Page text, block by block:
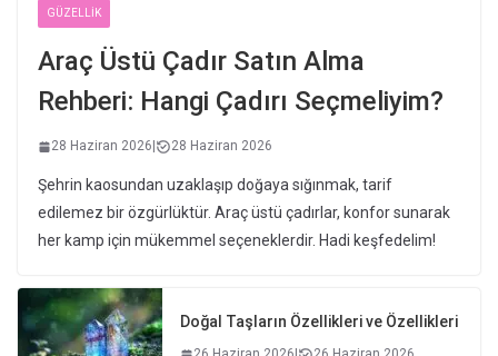
GÜZELLIK
Araç Üstü Çadır Satın Alma
Rehberi: Hangi Çadırı Seçmeliyim?
28 Haziran 2026 28 Haziran 2026
Şehrin kaosundan uzaklaşıp doğaya sığınmak, tarif
edilemez bir özgürlüktür. Araç üstü çadırlar, konfor sunarak
her kamp için mükemmel seçeneklerdir. Hadi keşfedelim!
Doğal Taşların Özellikleri ve Özellikleri